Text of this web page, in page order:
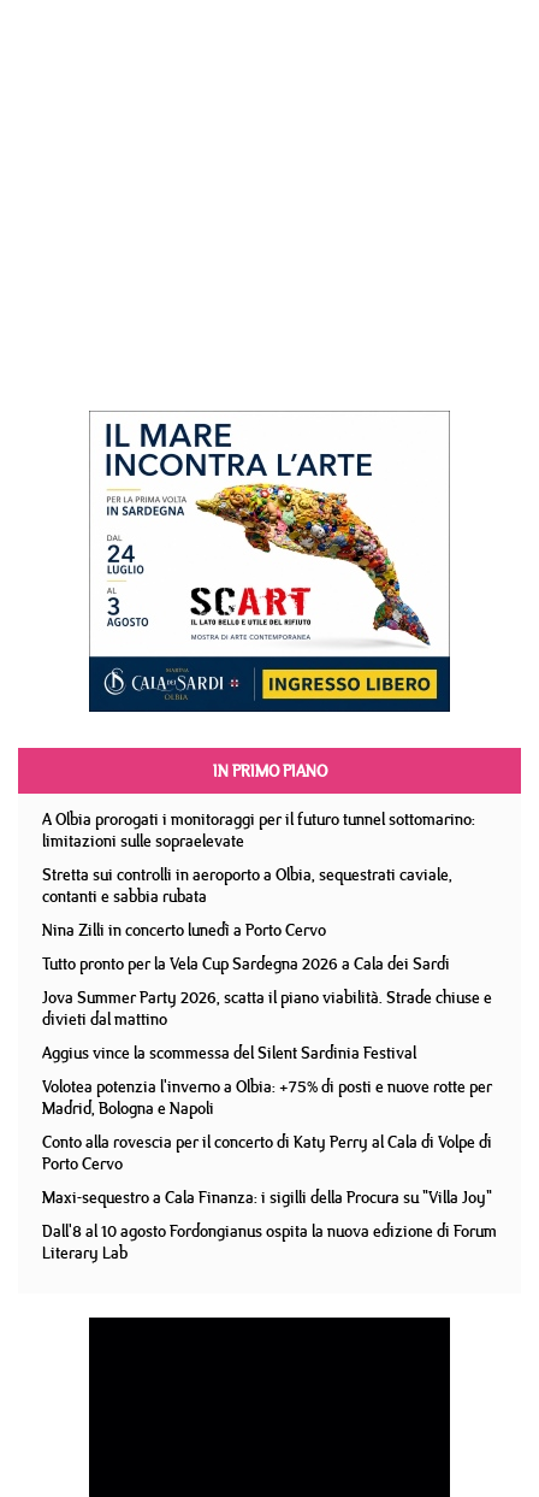
IN PRIMO PIANO
A Olbia prorogati i monitoraggi per il futuro tunnel sottomarino:
limitazioni sulle sopraelevate
Stretta sui controlli in aeroporto a Olbia, sequestrati caviale,
contanti e sabbia rubata
Nina Zilli in concerto lunedì a Porto Cervo
Tutto pronto per la Vela Cup Sardegna 2026 a Cala dei Sardi
Jova Summer Party 2026, scatta il piano viabilità. Strade chiuse e
divieti dal mattino
Aggius vince la scommessa del Silent Sardinia Festival
Volotea potenzia l'inverno a Olbia: +75% di posti e nuove rotte per
Madrid, Bologna e Napoli
Conto alla rovescia per il concerto di Katy Perry al Cala di Volpe di
Porto Cervo
Maxi-sequestro a Cala Finanza: i sigilli della Procura su "Villa Joy"
Dall'8 al 10 agosto Fordongianus ospita la nuova edizione di Forum
Literary Lab